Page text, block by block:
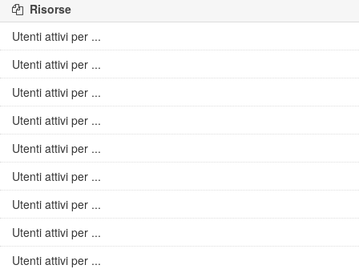
Risorse
Utenti attivi per ...
Utenti attivi per ...
Utenti attivi per ...
Utenti attivi per ...
Utenti attivi per ...
Utenti attivi per ...
Utenti attivi per ...
Utenti attivi per ...
Utenti attivi per ...